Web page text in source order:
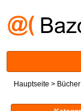
Hauptseite > Bücher